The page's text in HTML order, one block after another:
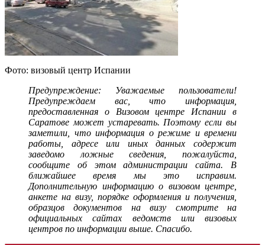
Фото: визовый центр Испании
Предупреждение: Уважаемые пользователи!
Предупреждаем вас, что информация,
предоставленная о Визовом центре Испании в
Саратове может устаревать. Поэтому если вы
заметили, что информация о режиме и времени
работы, адресе или иных данных содержит
заведомо ложные сведения, пожалуйста,
сообщите об этом администрации сайта. В
ближайшее время мы это исправим.
Дополнительную информацию о визовом центре,
анкете на визу, порядке оформления и получения,
образцов документов на визу смотрите на
официальных сайтах ведомств или визовых
центров по информации выше. Спасибо.